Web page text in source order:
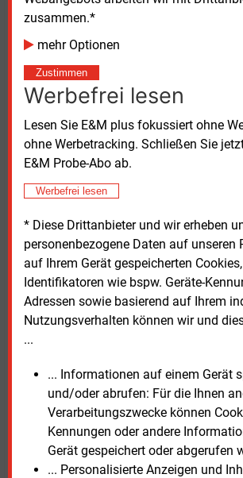
zusammen.*
mehr Optionen
Zustimmen
Werbefrei lesen
Lesen Sie E&M plus fokussiert ohne
ohne Werbetracking. Schließen Sie
E&M Probe-Abo ab.
Werbefrei lesen
* Diese Drittanbieter und wir erheben
personenbezogene Daten auf
auf Ihrem Gerät gespeicherten
Identifikatoren wie bspw. Geräte-
Adressen sowie basierend auf Ihrem
Nutzungsverhalten können wir und
...
... Informationen auf einem Gerät
und/oder abrufen: Für die Ihnen
Verarbeitungszwecke können
Kennungen oder andere
Gerät gespeichert oder abgerufen
... Personalisierte Anzeigen und
Prozent (2040: 80 Prozent) mit
bespeist werden sollen. „Damit
pauschale Zielvorgaben eingeführt, die
Widerspruch zur BEW stehen, welche
Gegebenheiten ermöglicht“, heißt es.
Übergangsregelungen reichten nicht
etwa bei einem KWK-Mindestanteil
70 Prozent die mögliche
hocheffiziente KWK beziehen. Und
„fossil/erneuerbar“ betriebenen KWK-
nicht diskriminiert werden.
Nicht zuletzt kritisieren die
Ersatz fossiler Brennstoff „durch
bei den Alternativen unnötig
Abwärme aus der thermischen
Nichtanerkennung von Klär- und
Klärschlamm als erneuerbare
fehlenden
IV als klimaneutrale Wärmequelle“.